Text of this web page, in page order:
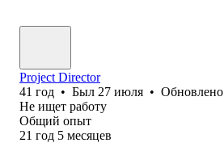
Project Director
41 год • Был 27 июля • Обновлено
Не ищет работу
Общий опыт
21 год 5 месяцев